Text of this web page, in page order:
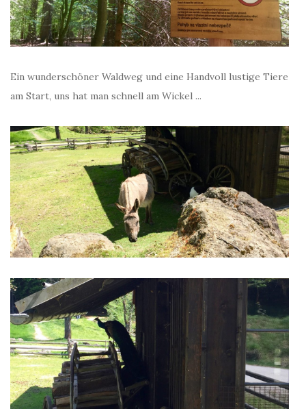
Ein wunderschöner Waldweg und eine Handvoll lustige Tiere
am Start, uns hat man schnell am Wickel ...